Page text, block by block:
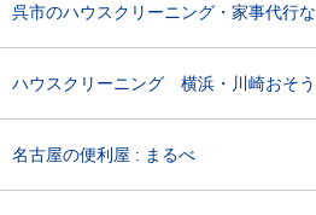
呉市のハウスクリーニング・家事代行な
ハウスクリーニング 横浜・川崎おそう
名古屋の便利屋 : まるべ